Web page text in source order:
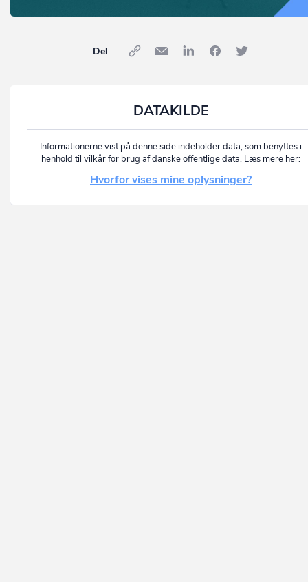
Del
DATAKILDE
Informationerne vist på denne side indeholder data, som benyttes i
henhold til vilkår for brug af danske offentlige data. Læs mere her:
Hvorfor vises mine oplysninger?